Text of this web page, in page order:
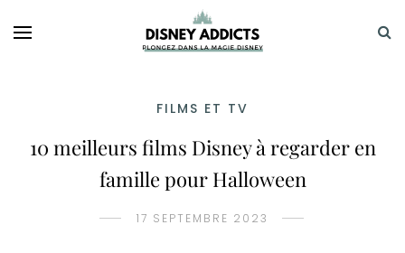
FILMS ET TV
10 meilleurs films Disney à regarder en
famille pour Halloween
17 SEPTEMBRE 2023